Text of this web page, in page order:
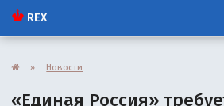
REX
» Новости
«Единая Россия»